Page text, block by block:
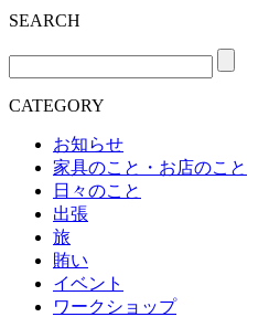
SEARCH
CATEGORY
お知らせ
家具のこと・お店のこと
日々のこと
出張
旅
賄い
イベント
ワークショップ